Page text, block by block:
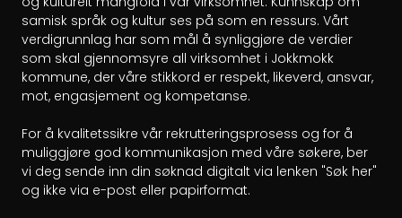
samisk språk og kultur ses på som en ressurs. Vårt
verdigrunnlag har som mål å synliggjøre de verdier
som skal gjennomsyre all virksomhet i Jokkmokk
kommune, der våre stikkord er respekt, likeverd, ansvar,
mot, engasjement og kompetanse.
For å kvalitetssikre vår rekrutteringsprosess og for å
muliggjøre god kommunikasjon med våre søkere, ber
vi deg sende inn din søknad digitalt via lenken "Søk her"
og ikke via e-post eller papirformat.